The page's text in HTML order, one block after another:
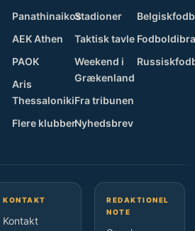
Panathinaikos
AEK Athen
PAOK
Aris
Thessaloniki
Flere klubber
Stadioner
Taktisk tavle
Weekend i
Grækenland
Fra tribunen
Nyhedsbrev
KONTAKT
Kontakt
REDAKTIONEL
NOTE